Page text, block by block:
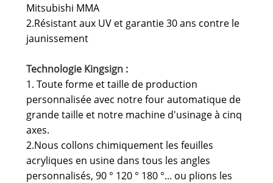
Mitsubishi MMA
2.Résistant aux UV et garantie 30 ans contre le
jaunissement
Technologie Kingsign :
1. Toute forme et taille de production
personnalisée avec notre four automatique de
grande taille et notre machine d'usinage à cinq
axes.
2.Nous collons chimiquement les feuilles
acryliques en usine dans tous les angles
personnalisés, 90 ° 120 ° 180 °... ou plions les